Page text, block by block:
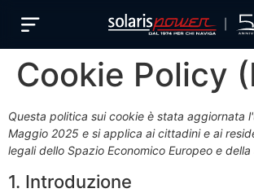
Cookie Policy
Questa politica sui cookie è stata aggiornata
Maggio 2025 e si applica ai cittadini e ai
legali dello Spazio Economico Europeo e della
1. Introduzione